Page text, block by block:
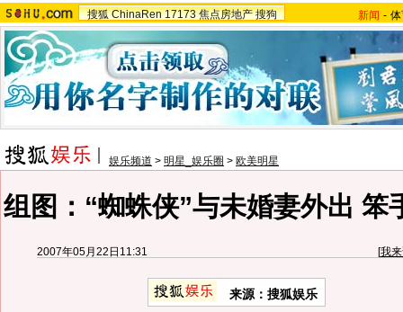
搜狐 ChinaRen 17173 焦点房地产 搜狗 新闻 -
娱乐频道 > 明星_娱乐圈 > 欧美明星
组图：“蜘蛛侠”与未婚妻外出 笨
2007年05月22日11:31 [我
来源：搜狐娱乐